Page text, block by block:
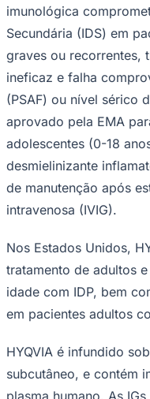
Vasco
imunológica
Secundária (IDS) em
graves ou recorrentes,
ineficaz e falha
(PSAF) ou nível sérico
aprovado pela EMA
adolescentes (0-18
desmielinizante
de manutenção após
intravenosa (IVIG).
Nos Estados Unidos,
tratamento de adultos
idade com IDP, bem
em pacientes adultos
HYQVIA é infundido
subcutâneo, e contém
plasma humano. As